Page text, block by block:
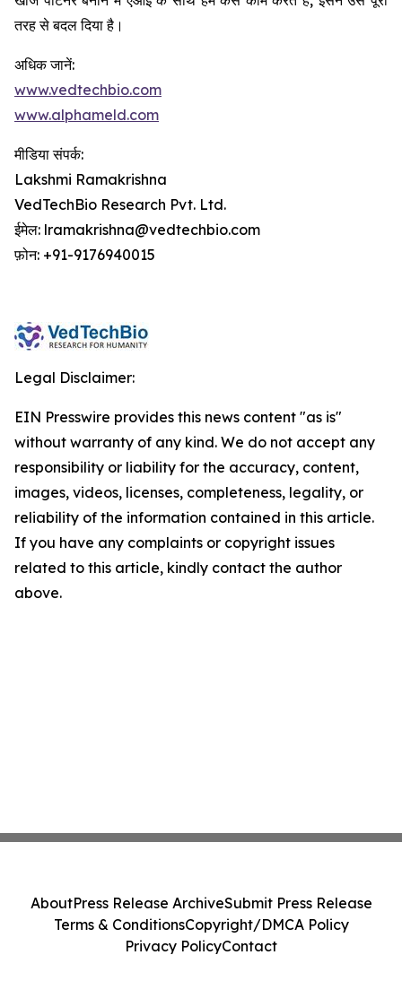
तरह से बदल दिया है।
अधिक जानें:
www.vedtechbio.com
www.alphameld.com
मीडिया संपर्क:
Lakshmi Ramakrishna
VedTechBio Research Pvt. Ltd.
ईमेल: lramakrishna@vedtechbio.com
फ़ोन: +91-9176940015
Legal Disclaimer:
EIN Presswire provides this news content "as is"
without warranty of any kind. We do not accept any
responsibility or liability for the accuracy, content,
images, videos, licenses, completeness, legality, or
reliability of the information contained in this article.
If you have any complaints or copyright issues
related to this article, kindly contact the author
above.
AboutPress Release ArchiveSubmit Press Release
Terms & ConditionsCopyright/DMCA Policy
Privacy PolicyContact